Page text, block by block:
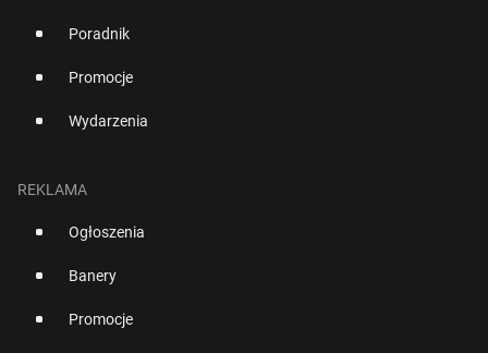
Poradnik
Promocje
Wydarzenia
REKLAMA
Ogłoszenia
Banery
Promocje